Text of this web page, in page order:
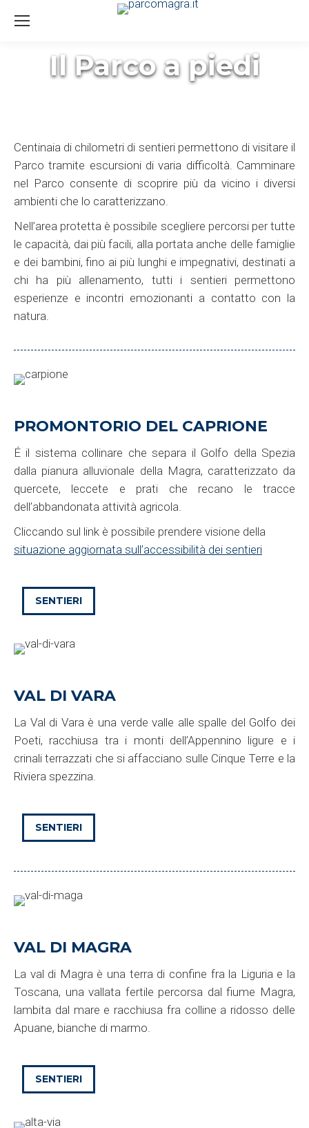
Il Parco a piedi
You are here:
Centinaia di chilometri di sentieri permettono di visitare il
Parco tramite escursioni di varia difficoltà. Camminare
nel Parco consente di scoprire più da vicino i diversi
ambienti che lo caratterizzano.
Nell’area protetta è possibile scegliere percorsi per tutte
le capacità, dai più facili, alla portata anche delle famiglie
e dei bambini, fino ai più lunghi e impegnativi, destinati a
chi ha più allenamento, tutti i sentieri permettono
esperienze e incontri emozionanti a contatto con la
natura.
PROMONTORIO DEL CAPRIONE
É il sistema collinare che separa il Golfo della Spezia
dalla pianura alluvionale della Magra, caratterizzato da
quercete, leccete e prati che recano le tracce
dell’abbandonata attività agricola.
Cliccando sul link è possibile prendere visione della
situazione aggiornata sull’accessibilità dei sentieri
SENTIERI
VAL DI VARA
La Val di Vara è una verde valle alle spalle del Golfo dei
Poeti, racchiusa tra i monti dell’Appennino ligure e i
crinali terrazzati che si affacciano sulle Cinque Terre e la
Riviera spezzina.
SENTIERI
VAL DI MAGRA
La val di Magra è una terra di confine fra la Liguria e la
Toscana, una vallata fertile percorsa dal fiume Magra,
lambita dal mare e racchiusa fra colline a ridosso delle
Apuane, bianche di marmo.
SENTIERI